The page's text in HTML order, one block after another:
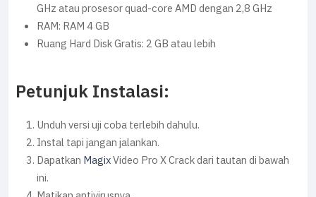
GHz atau prosesor quad-core AMD dengan 2,8 GHz
RAM: RAM 4 GB
Ruang Hard Disk Gratis: 2 GB atau lebih
Petunjuk Instalasi:
Unduh versi uji coba terlebih dahulu.
Instal tapi jangan jalankan.
Dapatkan MagixVideo Pro X Crack dari tautan di bawah
ini.